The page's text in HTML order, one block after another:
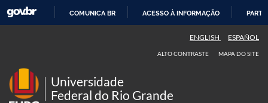
COMUNICA BR ACESSO À INFORMAÇÃO
ENGLISH ESPAÑOL
ALTO CONTRASTE MAPA DO SITE
Universidade
Federal do Rio Grande